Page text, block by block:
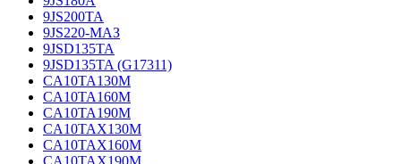
9JS200TA
9JS220-МАЗ
9JSD135TA
9JSD135TA (G17311)
CA10TA130M
CA10TA160M
CA10TA190M
CA10TAX130M
CA10TAX160M
CA10TAX190M